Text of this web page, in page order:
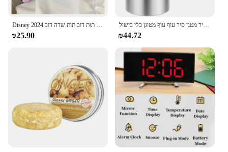
Disney 2024 קריקטורה חדשה קטיפה בובה שקית חמוד לתפור מתוק וחמוד תות דוב תות שדה דוב
₪25.90
סט טיגון עמוק סיר מטבח עם מסננת מפורה נירוסטה מטגן סיר מטגן סיר עוף עוף מטוגן כלי בישול
₪44.72